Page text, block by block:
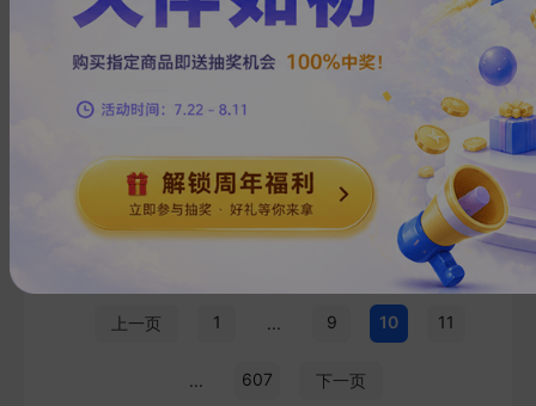
上海中期期货——早盘策略
20240523
2024-05-22
上海中期期货
张***
页
上一页 1 ... 9 10 11
... 607 下一页